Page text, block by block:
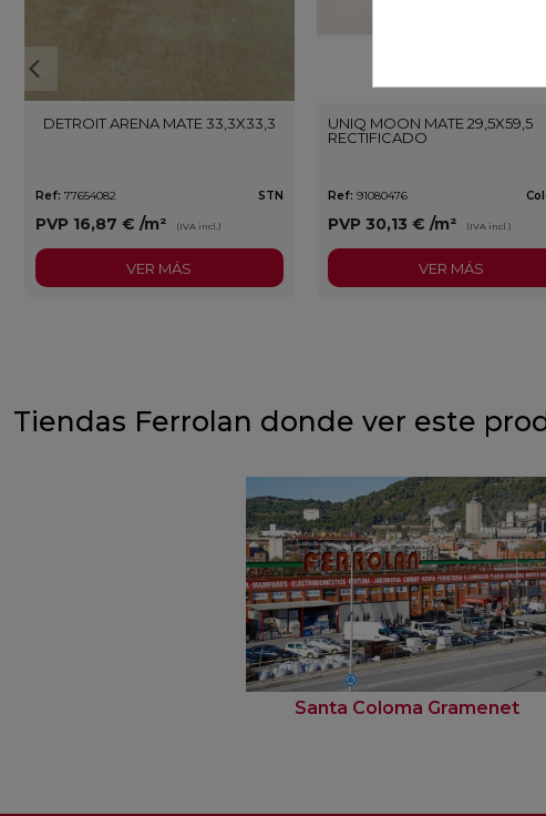
DETROIT ARENA MATE 33,3X33,3
Ref: 77654082 STN
PVP 16,87 € /m² (IVA incl.)
VER MÁS
UNIQ MOON MATE 29,5X59,5
RECTIFICADO
Ref: 91080476
PVP 30,13 € /m² (IVA incl.)
VER MÁS
Tiendas Ferrolan donde ver este
Santa Coloma Gramenet